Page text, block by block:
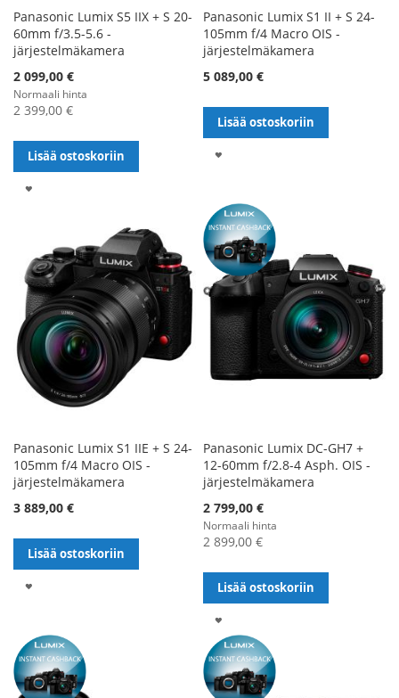
Panasonic Lumix S5 IIX + S 20-
60mm f/3.5-5.6 -
järjestelmäkamera
Alennushinta
2 099,00 €
Normaali hinta
2 399,00 €
Lisää ostoskoriin
Panasonic Lumix S1 II + S 24-
105mm f/4 Macro OIS -
järjestelmäkamera
5 089,00 €
Lisää ostoskoriin
Panasonic Lumix S1 IIE + S 24-
105mm f/4 Macro OIS -
järjestelmäkamera
3 889,00 €
Lisää ostoskoriin
Panasonic Lumix DC-GH7 +
12-60mm f/2.8-4 Asph. OIS -
järjestelmäkamera
2 799,00 €
Normaali hinta
2 899,00 €
Lisää ostoskoriin
TOIVELISTALLE